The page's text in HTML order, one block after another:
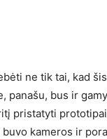
ne tik tai, kad
panašu, bus ir
pristatyti
kameros ir